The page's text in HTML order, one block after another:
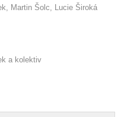
Martin Šolc, Lucie Široká
a kolektiv